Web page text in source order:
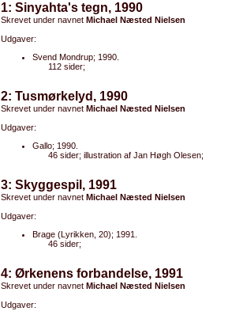
1: Sinyahta's tegn, 1990
Skrevet under navnet Michael Næsted Nielsen
Udgaver:
Svend Mondrup; 1990.
112 sider;
2: Tusmørkelyd, 1990
Skrevet under navnet Michael Næsted Nielsen
Udgaver:
Gallo; 1990.
46 sider; illustration af Jan Høgh Olesen;
3: Skyggespil, 1991
Skrevet under navnet Michael Næsted Nielsen
Udgaver:
Brage (Lyrikken, 20); 1991.
46 sider;
4: Ørkenens forbandelse, 1991
Skrevet under navnet Michael Næsted Nielsen
Udgaver: